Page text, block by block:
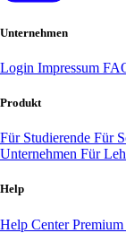
Unternehmen
Login Impressum
Produkt
Für Studierende Für
Unternehmen Für
Help
Help Center